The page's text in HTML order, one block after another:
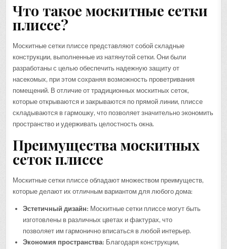
Что такое москитные сетки
плиссе?
Москитные сетки плиссе представляют собой складные
конструкции, выполненные из натянутой сетки. Они были
разработаны с целью обеспечить надежную защиту от
насекомых, при этом сохраняя возможность проветривания
помещений. В отличие от традиционных москитных сеток,
которые открываются и закрываются по прямой линии, плиссе
складываются в гармошку, что позволяет значительно экономить
пространство и удерживать целостность окна.
Преимущества москитных
сеток плиссе
Москитные сетки плиссе обладают множеством преимуществ,
которые делают их отличным вариантом для любого дома:
Эстетичный дизайн: Москитные сетки плиссе могут быть
изготовлены в различных цветах и фактурах, что
позволяет им гармонично вписаться в любой интерьер.
Экономия пространства: Благодаря конструкции,